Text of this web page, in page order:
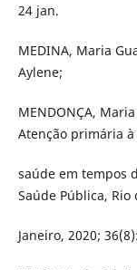
24 jan.
MEDINA, Maria
Aylene;
MENDONÇA,
Atenção primária à
saúde em tempos
Saúde Pública, Rio
Janeiro, 2020;